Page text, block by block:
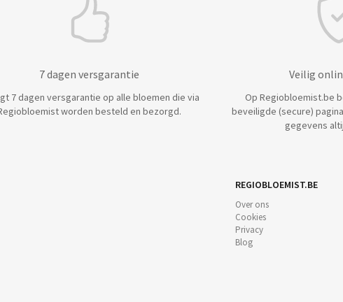
7 dagen versgarantie
7 dagen versgarantie op alle bloemen die via
worden besteld en bezorgd.
Veilig
Op Regiobloemist.be
beveiligde (secure)
gegevens
REGIOBLOEMIST.BE
Over ons
Cookies
Privacy
Blog